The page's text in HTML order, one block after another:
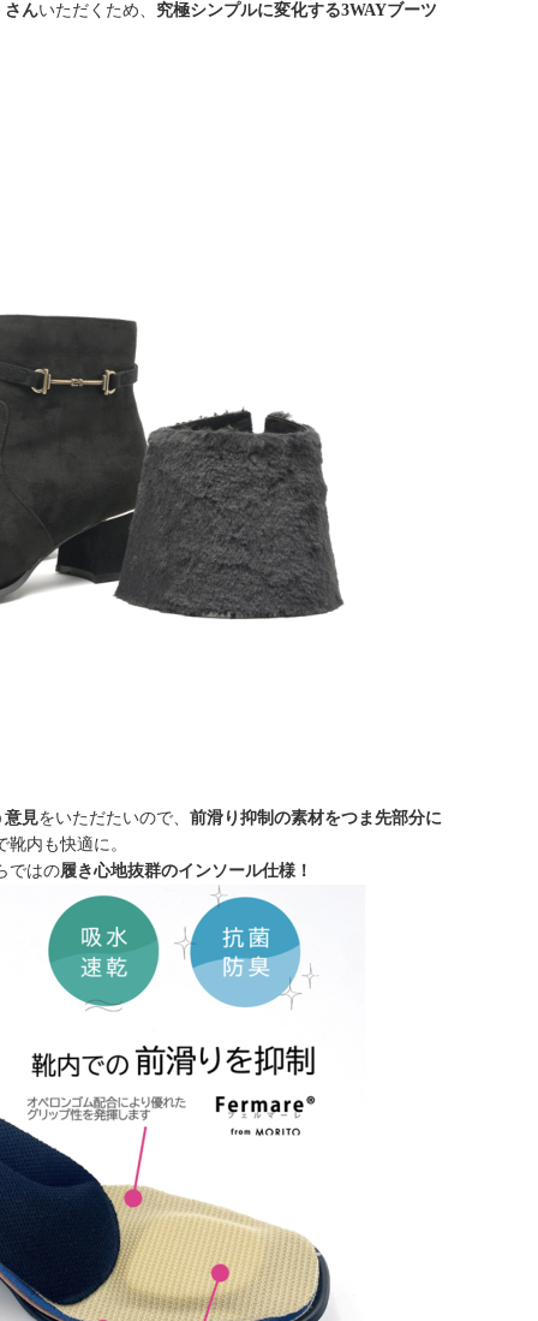
さんいただくため、 究極シンプルに変化する3WAYブーツ
意見をいただたいので、 前滑り抑制の素材をつま先部分に
靴内も快適に。
ではの履き心地抜群のインソール仕様！